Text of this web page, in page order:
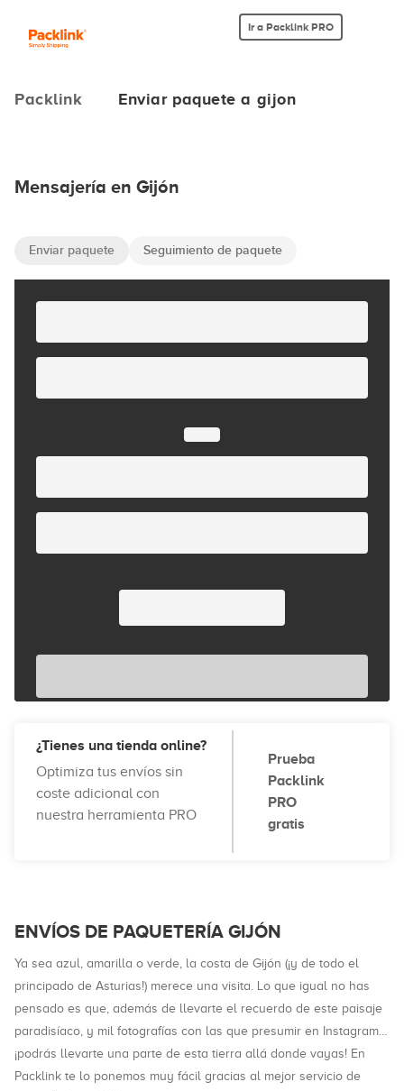
Ir a Packlink PRO
Packlink Enviar paquete a gijon
Mensajería en Gijón
Enviar paquete Seguimiento de paquete
¿Tienes una tienda online?
Optimiza tus envíos sin
coste adicional con
nuestra herramienta PRO
Prueba
Packlink
PRO
gratis
ENVÍOS DE PAQUETERÍA GIJÓN
Ya sea azul, amarilla o verde, la costa de Gijón (¡y de todo el
principado de Asturias!) merece una visita. Lo que igual no has
pensado es que, además de llevarte el recuerdo de este paisaje
paradisíaco, y mil fotografías con las que presumir en Instagram…
¡podrás llevarte una parte de esta tierra allá donde vayas! En
Packlink te lo ponemos muy fácil gracias al mejor servicio de